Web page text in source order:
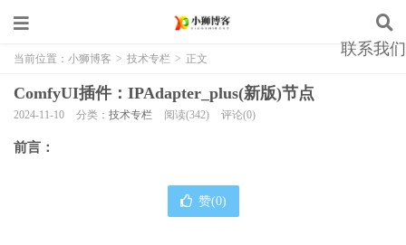
联系我们
当前位置： 小狮博客 > 技术专栏 > 正文
ComfyUI插件：IPAdapter_plus(新版)节点
2024-11-10 分类： 技术专栏 阅读(342) 评论(0)
前言：
赞(0)